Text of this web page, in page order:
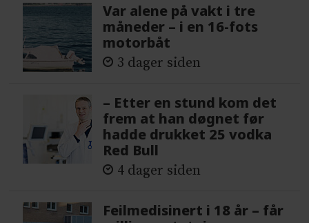
Var alene på vakt i tre
måneder – i en 16-fots
motorbåt
3 dager siden
– Etter en stund kom det
frem at han døgnet før
hadde drukket 25 vodka
Red Bull
4 dager siden
Feilmedisinert i 18 år – får